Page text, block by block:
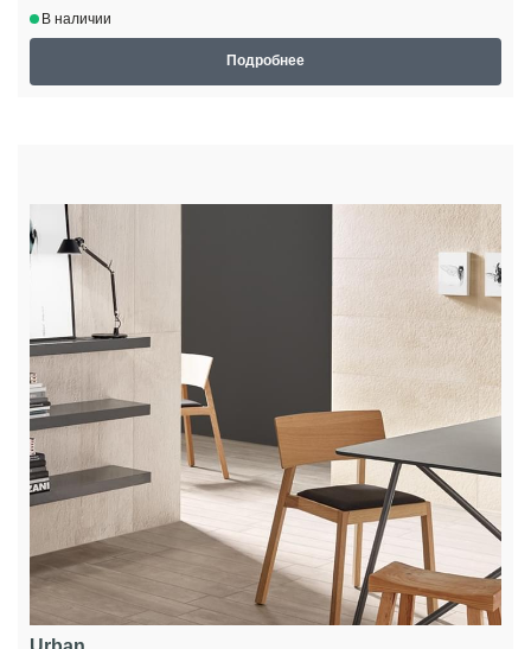
В наличии
Подробнее